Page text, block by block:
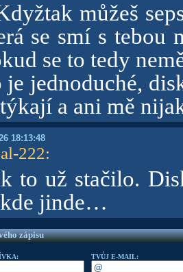
můžeš
se smí s tebou
se to tedy
je jednoduché,
a ani mě
18:13:48
222:
to už stačilo.
jinde…
zápisu
TVŮJ E-MAIL: